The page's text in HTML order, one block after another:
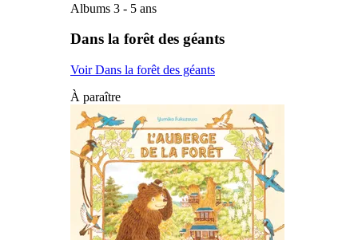
Albums 3 - 5 ans
Dans la forêt des géants
Voir Dans la forêt des géants
À paraître